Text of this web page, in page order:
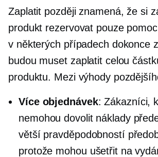
Zaplatit později znamená, že si
produkt rezervovat pouze
v některých případech dokonce
budou muset zaplatit celou
produktu. Mezi výhody
Více objednávek: Zákazníci,
nemohou dovolit náklady
větší pravděpodobností
protože mohou ušetřit na